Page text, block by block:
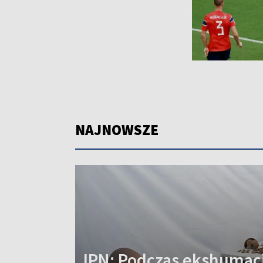
NAJNOWSZE